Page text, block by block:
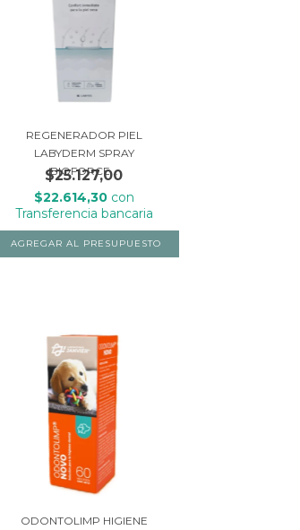
REGENERADOR PIEL
LABYDERM SPRAY
BIOFORCE...
$25.127,00
$22.614,30 con
Transferencia bancaria
ODONTOLIMP HIGIENE